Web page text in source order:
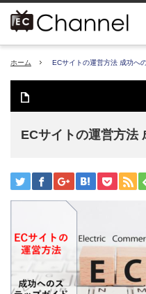
ホーム ECサイトの運営方法 成功へ
ECサイトの運営方法